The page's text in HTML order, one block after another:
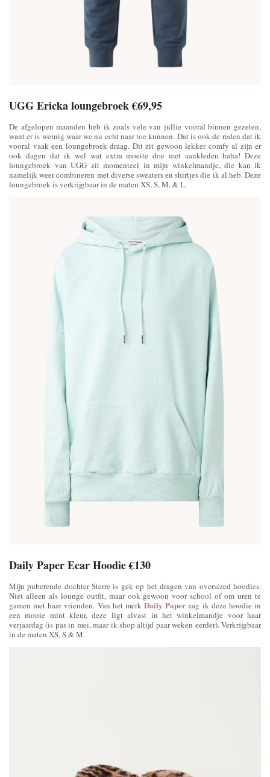
UGG Ericka loungebroek €69,95
De afgelopen maanden heb ik zoals vele van jullie vooral binnen gezeten,
want er is weinig waar we nu echt naar toe kunnen. Dat is ook de reden dat ik
vooral vaak een loungebroek draag. Dit zit gewoon lekker comfy al zijn er
ook dagen dat ik wel wat extra moeite doe met aankleden haha! Deze
loungebroek van UGG zit momenteel in mijn winkelmandje, die kan ik
namelijk weer combineren met diverse sweaters en shirtjes die ik al heb. Deze
loungebroek is verkrijgbaar in de maten XS, S, M, & L.
Daily Paper Ecar Hoodie €130
Mijn puberende dochter Sterre is gek op het dragen van oversized hoodies.
Niet alleen als lounge outfit, maar ook gewoon voor school of om uren te
gamen met haar vrienden. Van het merkDaily Paper zag ik deze hoodie in
een mooie mint kleur, deze ligt alvast in het winkelmandje voor haar
verjaardag (is pas in mei, maar ik shop altijd paar weken eerder). Verkrijgbaar
in de maten XS, S & M.